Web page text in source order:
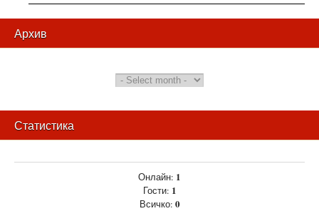
Архив
Статистика
Онлайн: 1
Гости: 1
Всичко: 0